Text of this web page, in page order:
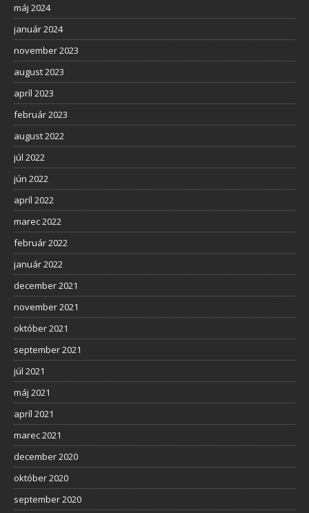
máj 2024
január 2024
november 2023
august 2023
apríl 2023
február 2023
august 2022
júl 2022
jún 2022
apríl 2022
marec 2022
február 2022
január 2022
december 2021
november 2021
október 2021
september 2021
júl 2021
máj 2021
apríl 2021
marec 2021
december 2020
október 2020
september 2020